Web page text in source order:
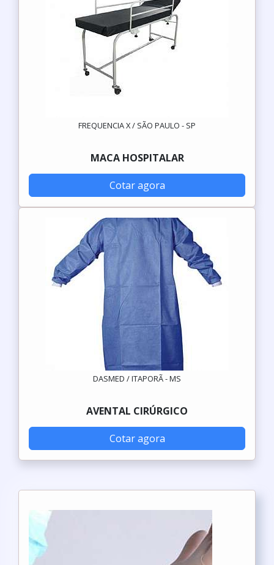
FREQUENCIA X / SÃO PAULO - SP
MACA HOSPITALAR
Cotar agora
DASMED / ITAPORÃ - MS
AVENTAL CIRÚRGICO
Cotar agora